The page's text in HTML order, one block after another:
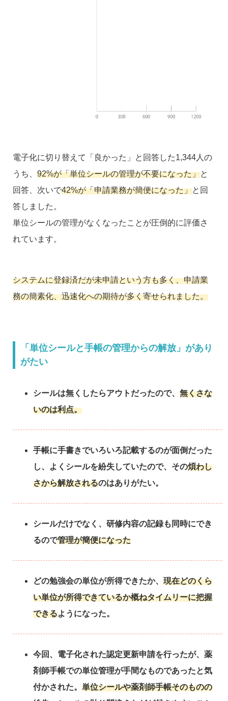
電子化に切り替えて「良かった」と回答した1,344人の
うち、 92%が「単位シールの管理が不要になった」と
回答、次いで42%が「申請業務が簡便になった」と回
答しました。
単位シールの管理がなくなったことが圧倒的に評価さ
れています。
システムに登録済だが未申請という方も多く、申請業
務の簡素化、迅速化への期待が多く寄せられました。
「単位シールと手帳の管理からの解放」があり
がたい
シールは無くしたらアウトだったので、 無くさな
いのは利点。
手帳に手書きでいろいろ記載するのが面倒だった
し、よくシールを紛失していたので、その煩わし
さから解放されるのはありがたい。
シールだけでなく、研修内容の記録も同時にでき
るので管理が簡便になった
どの勉強会の単位が所得できたか、 現在どのくら
い単位が所得できているか概ねタイムリーに把握
できるようになった。
今回、電子化された認定更新申請を行ったが、薬
剤師手帳での単位管理が手間なものであったと気
付かされた。 単位シールや薬剤師手帳そのものの